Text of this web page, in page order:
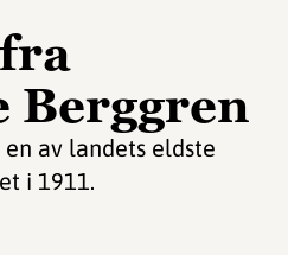
Berggren
av landets eldste
i 1911.